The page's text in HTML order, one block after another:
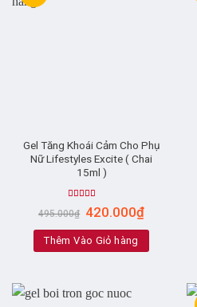
Gel Tăng Khoái Cảm Cho Phụ
Nữ Lifestyles Excite ( Chai
15ml )
Rated4.97
out of 5
495.000₫ 420.000₫
Thêm Vào Giỏ hàng